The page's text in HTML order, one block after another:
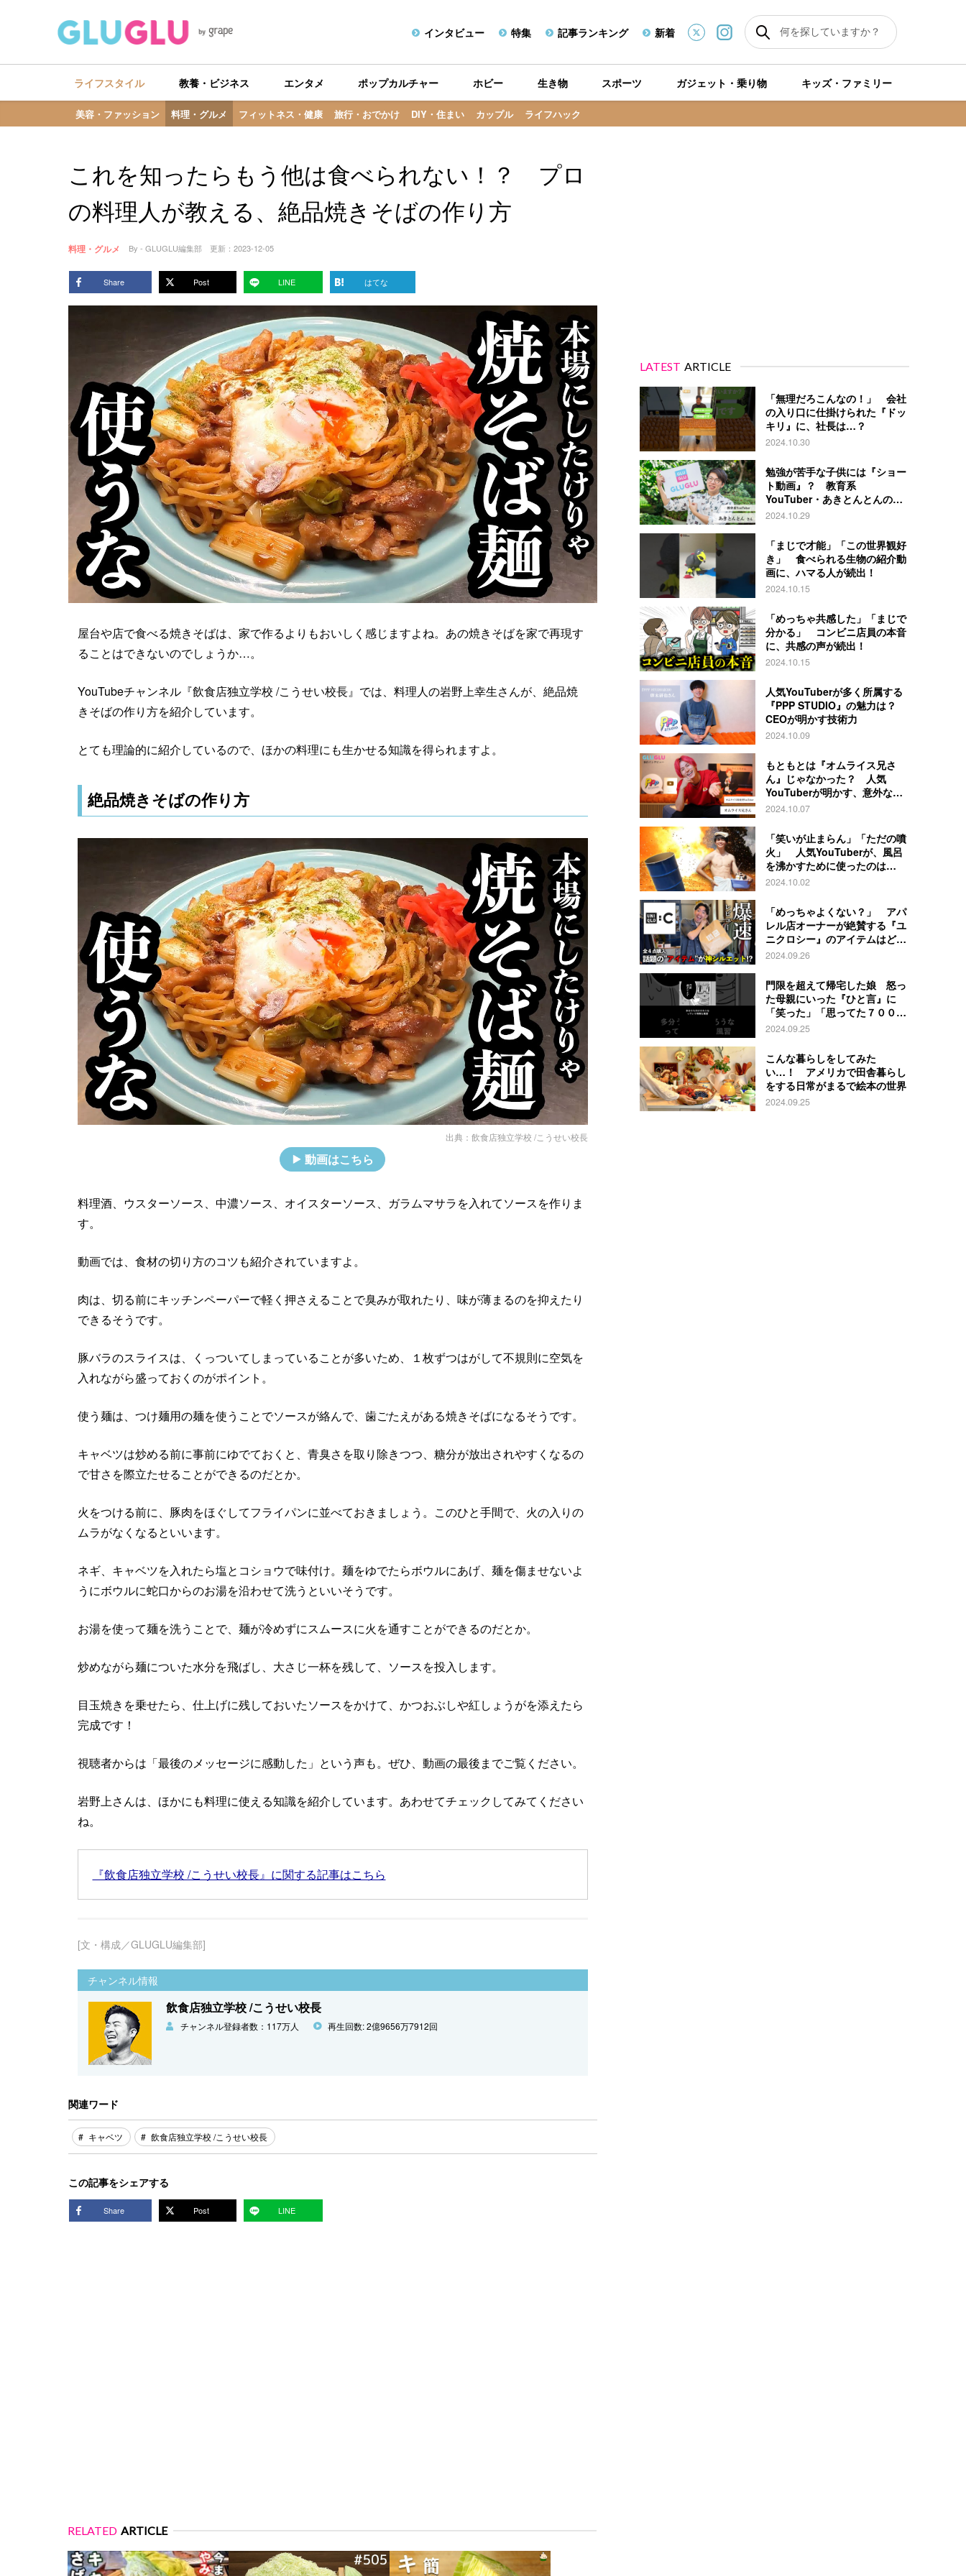
インタビュー 特集 記事ランキング 新着
ライフスタイル
美容・ファッション 料理・グルメ フィットネス・健康 旅行・おでかけ DIY・住まい カップル ライフハック
教養・ビジネス エンタメ ポップカルチャー ホビー 生き物 スポーツ ガジェット・乗り物 キッズ・ファミリー
これを知ったらもう他は食べられない！？ プロ
の料理人が教える、絶品焼きそばの作り方
料理・グルメ By - GLUGLU編集部 更新： 2023-12-05
Share Post LINE はてな
屋台や店で食べる焼きそばは、家で作るよりもおいしく感じますよね。あの焼きそばを家で再現す
ることはできないのでしょうか…。
YouTubeチャンネル『飲食店独立学校 /こうせい校長』では、料理人の岩野上幸生さんが、絶品焼
きそばの作り方を紹介しています。
とても理論的に紹介しているので、ほかの料理にも生かせる知識を得られますよ。
絶品焼きそばの作り方
出典： 飲食店独立学校 /こうせい校長
動画はこちら
料理酒、ウスターソース、中濃ソース、オイスターソース、ガラムマサラを入れてソースを作りま
す。
動画では、食材の切り方のコツも紹介されていますよ。
肉は、切る前にキッチンペーパーで軽く押さえることで臭みが取れたり、味が薄まるのを抑えたり
できるそうです。
豚バラのスライスは、くっついてしまっていることが多いため、１枚ずつはがして不規則に空気を
入れながら盛っておくのがポイント。
使う麺は、つけ麺用の麺を使うことでソースが絡んで、歯ごたえがある焼きそばになるそうです。
キャベツは炒める前に事前にゆでておくと、青臭さを取り除きつつ、糖分が放出されやすくなるの
で甘さを際立たせることができるのだとか。
火をつける前に、豚肉をほぐしてフライパンに並べておきましょう。このひと手間で、火の入りの
ムラがなくなるといいます。
ネギ、キャベツを入れたら塩とコショウで味付け。麺をゆでたらボウルにあげ、麺を傷ませないよ
うにボウルに蛇口からのお湯を沿わせて洗うといいそうです。
お湯を使って麺を洗うことで、麺が冷めずにスムースに火を通すことができるのだとか。
炒めながら麺についた水分を飛ばし、大さじ一杯を残して、ソースを投入します。
目玉焼きを乗せたら、仕上げに残しておいたソースをかけて、かつおぶしや紅しょうがを添えたら
完成です！
視聴者からは「最後のメッセージに感動した」という声も。ぜひ、動画の最後までご覧ください。
岩野上さんは、ほかにも料理に使える知識を紹介しています。あわせてチェックしてみてください
ね。
『飲食店独立学校 /こうせい校長』に関する記事はこちら
[文・構成／GLUGLU編集部]
チャンネル情報
飲食店独立学校 /こうせい校長
チャンネル登録者数：117万人 再生回数: 2億9656万7912回
関連ワード
キャベツ 飲食店独立学校 /こうせい校長
この記事をシェアする
Share Post LINE
RELATED ARTICLE
LATEST ARTICLE
「無理だろこんなの！」 会社
の入り口に仕掛けられた『ドッ
キリ』に、社長は…？
2024.10.30
勉強が苦手な子供には『ショー
ト動画』？ 教育系
YouTuber・あきとんとんの戦
略とは
2024.10.29
「まじで才能」「この世界観好
き」 食べられる生物の紹介動
画に、ハマる人が続出！
2024.10.15
「めっちゃ共感した」「まじで
分かる」 コンビニ店員の本音
に、共感の声が続出！
2024.10.15
人気YouTuberが多く所属する
『PPP STUDIO』の魅力は？
CEOが明かす技術力
2024.10.09
もともとは『オムライス兄さ
ん』じゃなかった？ 人気
YouTuberが明かす、意外な過
去とは
2024.10.07
「笑いが止まらん」「ただの噴
火」 人気YouTuberが、風呂
を沸かすために使ったのは…
2024.10.02
「めっちゃよくない？」 アパ
レル店オーナーが絶賛する『ユ
ニクロシー』のアイテムはど
れ？
2024.09.26
門限を超えて帰宅した娘 怒っ
た母親にいった『ひと言』に
「笑った」「思ってた７００倍
特殊」
2024.09.25
こんな暮らしをしてみた
い…！ アメリカで田舎暮らし
をする日常がまるで絵本の世界
2024.09.25